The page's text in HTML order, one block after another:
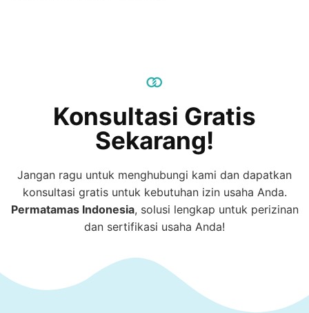
Konsultasi Gratis
Sekarang!
Jangan ragu untuk menghubungi kami dan dapatkan
konsultasi gratis untuk kebutuhan izin usaha Anda.
PermatamasIndonesia, solusi lengkap untuk perizinan
dan sertifikasi usaha Anda!